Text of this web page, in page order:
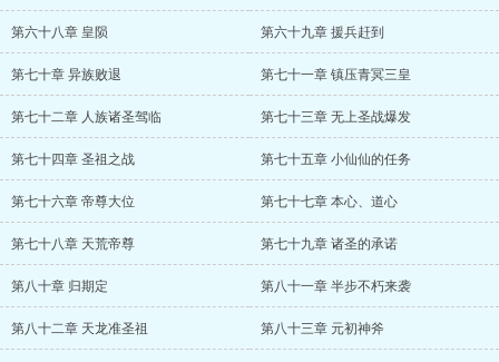
第六十八章 皇陨 第六十九章 援兵赶到
第七十章 异族败退 第七十一章 镇压青冥三皇
第七十二章 人族诸圣驾临 第七十三章 无上圣战爆发
第七十四章 圣祖之战 第七十五章 小仙仙的任务
第七十六章 帝尊大位 第七十七章 本心、道心
第七十八章 天荒帝尊 第七十九章 诸圣的承诺
第八十章 归期定 第八十一章 半步不朽来袭
第八十二章 天龙准圣祖 第八十三章 元初神斧